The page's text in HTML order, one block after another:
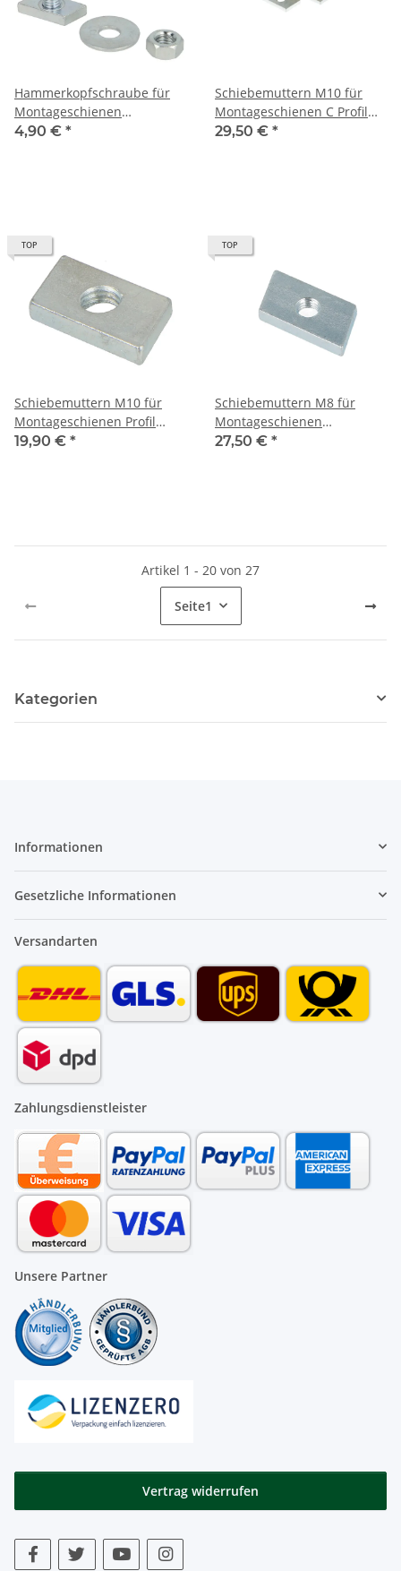
Hammerkopfschraube für
Montageschienen
Lochschiene M8 x 30 Typ
4,90 € *
Schiebemuttern M10 für
Montageschienen C Profil
38/40 100 Stück
29,50 € *
TOP
Schiebemuttern M10 für
Montageschienen Profil
27/18 und 28/30 100 Stück
19,90 € *
TOP
Schiebemuttern M8 für
Montageschienen
Montageplatten C Profil
27,50 € *
Artikel 1 - 20 von 27
Seite1
Kategorien
Informationen
Gesetzliche Informationen
Versandarten
Zahlungsdienstleister
Unsere Partner
Vertrag widerrufen